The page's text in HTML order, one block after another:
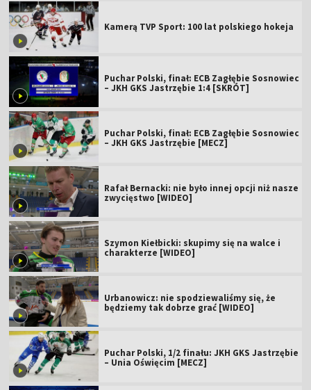
Kamerą TVP Sport: 100 lat polskiego hokeja
Puchar Polski, finał: ECB Zagłębie Sosnowiec
– JKH GKS Jastrzębie 1:4 [SKRÓT]
Puchar Polski, finał: ECB Zagłębie Sosnowiec
– JKH GKS Jastrzębie [MECZ]
Rafał Bernacki: nie było innej opcji niż nasze
zwycięstwo [WIDEO]
Szymon Kiełbicki: skupimy się na walce i
charakterze [WIDEO]
Urbanowicz: nie spodziewaliśmy się, że
będziemy tak dobrze grać [WIDEO]
Puchar Polski, 1/2 finału: JKH GKS Jastrzębie
– Unia Oświęcim [MECZ]